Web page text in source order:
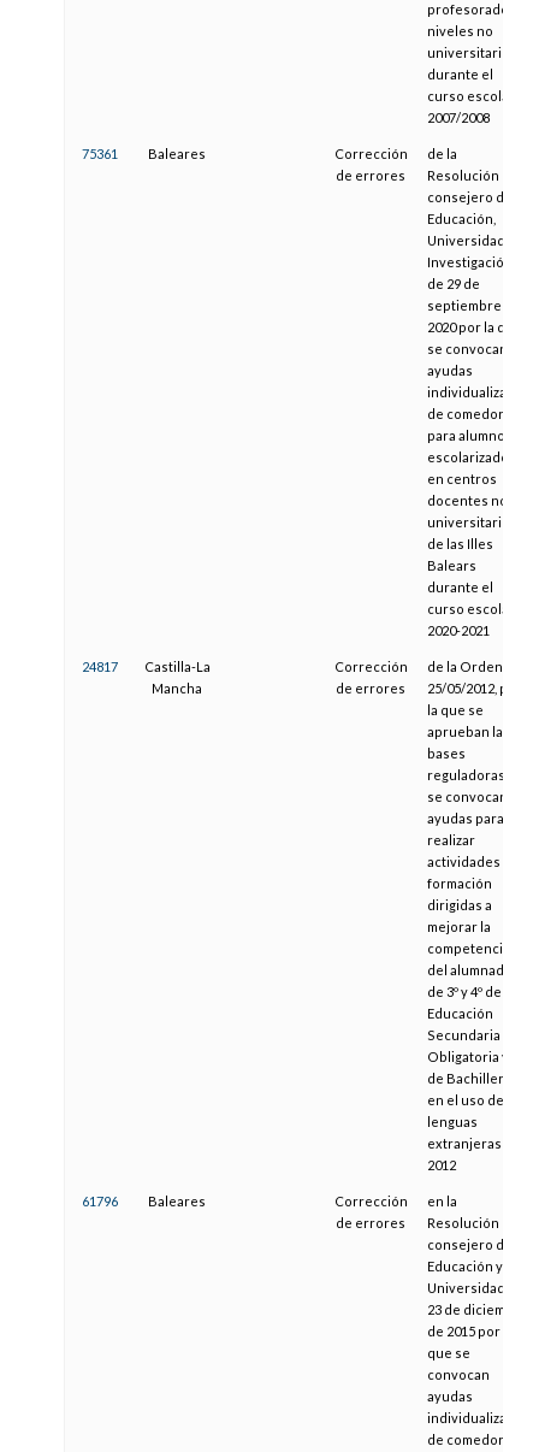
profesorado de
niveles no
universitarios
durante el
curso escolar
2007/2008
75361 Baleares
Corrección
de errores
de la
Resolución del
consejero de
Educación,
Universidad e
Investigación
de 29 de
septiembre de
2020 por la que
se convocan
ayudas
individualizadas
de comedor
para alumnos
escolarizados
en centros
docentes no
universitarios
de las Illes
Balears
durante el
curso escolar
2020-2021
24817
Castilla-La
Mancha
Corrección
de errores
de la Orden de
25/05/2012, por
la que se
aprueban las
bases
reguladoras y
se convocan
ayudas para
realizar
actividades de
formación
dirigidas a
mejorar la
competencia
del alumnado
de 3º y 4º de
Educación
Secundaria
Obligatoria y 1º
de Bachillerato
en el uso de
lenguas
extranjeras en
2012
61796 Baleares
Corrección
de errores
en la
Resolución del
consejero de
Educación y
Universidad del
23 de diciembre
de 2015 por la
que se
convocan
ayudas
individualizadas
de comedor